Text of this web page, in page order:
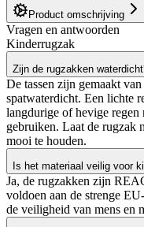
Product omschrijving
Vragen en antwoorden
Kinderrugzak
Zijn de rugzakken
De tassen zijn gemaakt
spatwaterdicht. Een lichte
langdurige of hevige regen
gebruiken. Laat de rugzak
mooi te houden.
Is het materiaal veilig voor
Ja, de rugzakken zijn
voldoen aan de strenge
de veiligheid van mens en